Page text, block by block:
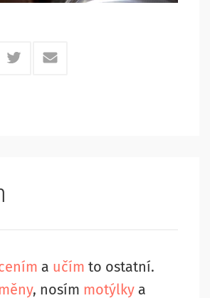
a učím to ostatní.
, nosím motýlky a